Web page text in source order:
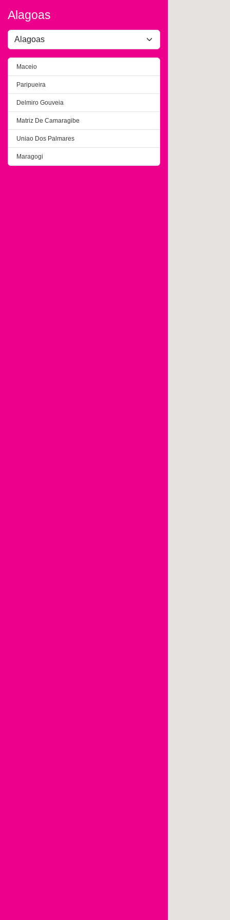
Alagoas
Maceio
Paripueira
Delmiro Gouveia
Matriz De Camaragibe
Uniao Dos Palmares
Maragogi